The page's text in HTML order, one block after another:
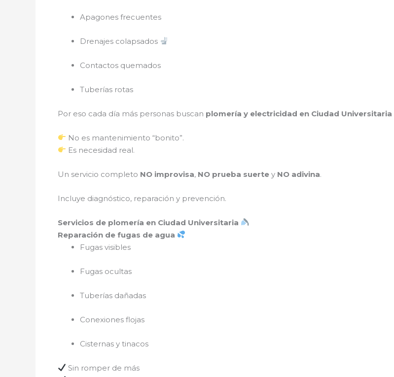
Apagones frecuentes
Drenajes colapsados
Contactos quemados
Tuberías rotas
Por eso cada día más personas buscan plomería y electricidad en Ciudad Universitaria
No es mantenimiento “bonito”.
Es necesidad real.
Un servicio completo NO improvisa, NO prueba suerte y NO adivina.
Incluye diagnóstico, reparación y prevención.
Servicios de plomería en Ciudad Universitaria
Reparación de fugas de agua
Fugas visibles
Fugas ocultas
Tuberías dañadas
Conexiones flojas
Cisternas y tinacos
Sin romper de más